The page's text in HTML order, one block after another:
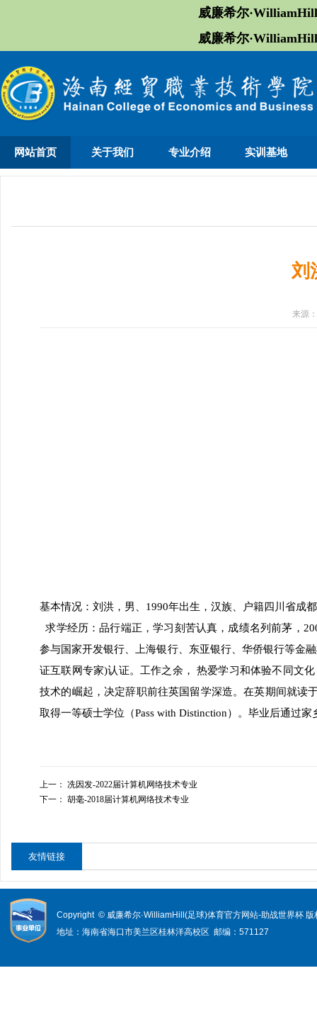
威廉希尔
威廉希尔
网站首页 关于我们 专业介绍 实训基地
刘
来源：
基本情况：刘洪，男、1990年出生，汉族、户籍四川省成
求学经历：品行端正，学习刻苦认真，成绩名列前茅，
参与国家开发银行、上海银行、东亚银行、华侨银行等金
证互联网专家)认证。工作之余， 热爱学习和体验不同文
技术的崛起，决定辞职前往英国留学深造。在英期间就读
取得一等硕士学位（Pass with Distinction）。毕业后通过
上一： 冼因发-2022届计算机网络技术专业
下一： 胡毫-2018届计算机网络技术专业
友情链接
Copyright © 威廉希尔·WilliamHill(足球)体育官方网站-助战世界杯
地址：海南省海口市美兰区桂林洋高校区 邮编：571127